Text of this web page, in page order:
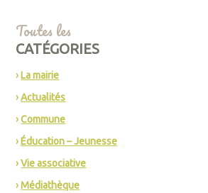
Toutes les
CATÉGORIES
La mairie
Actualités
Commune
Éducation – Jeunesse
Vie associative
Médiathèque